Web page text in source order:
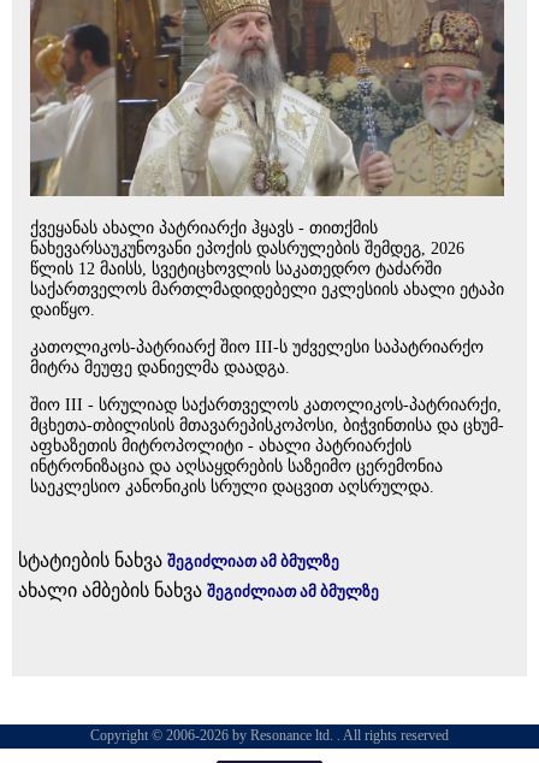
ქვეყანას ახალი პატრიარქი ჰყავს - თითქმის
ნახევარსაუკუნოვანი ეპოქის დასრულების შემდეგ, 2026
წლის 12 მაისს, სვეტიცხოვლის საკათედრო ტაძარში
საქართველოს მართლმადიდებელი ეკლესიის ახალი ეტაპი
დაიწყო.
კათოლიკოს-პატრიარქ შიო III-ს უძველესი საპატრიარქო
მიტრა მეუფე დანიელმა დაადგა.
შიო III - სრულიად საქართველოს კათოლიკოს-პატრიარქი,
მცხეთა-თბილისის მთავარეპისკოპოსი, ბიჭვინთისა და ცხუმ-
აფხაზეთის მიტროპოლიტი - ახალი პატრიარქის
ინტრონიზაცია და აღსაყდრების საზეიმო ცერემონია
საეკლესიო კანონიკის სრული დაცვით აღსრულდა.
სტატიების ნახვა შეგიძლიათ ამ ბმულზე
ახალი ამბების ნახვა შეგიძლიათ ამ ბმულზე
Copyright © 2006-2026 by Resonance ltd. . All rights reserved